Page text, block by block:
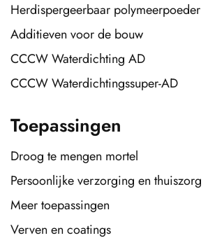
Herdispergeerbaar polymeerpoeder
Additieven voor de bouw
CCCW Waterdichting AD
CCCW Waterdichtingssuper-AD
Toepassingen
Droog te mengen mortel
Persoonlijke verzorging en thuiszorg
Meer toepassingen
Verven en coatings